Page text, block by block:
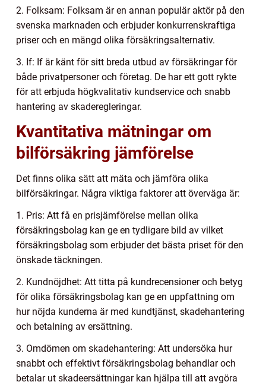
2. Folksam: Folksam är en annan populär aktör på den
svenska marknaden och erbjuder konkurrenskraftiga
priser och en mängd olika försäkringsalternativ.
3. If: If är känt för sitt breda utbud av försäkringar för
både privatpersoner och företag. De har ett gott rykte
för att erbjuda högkvalitativ kundservice och snabb
hantering av skaderegleringar.
Kvantitativa mätningar om
bilförsäkring jämförelse
Det finns olika sätt att mäta och jämföra olika
bilförsäkringar. Några viktiga faktorer att överväga är:
1. Pris: Att få en prisjämförelse mellan olika
försäkringsbolag kan ge en tydligare bild av vilket
försäkringsbolag som erbjuder det bästa priset för den
önskade täckningen.
2. Kundnöjdhet: Att titta på kundrecensioner och betyg
för olika försäkringsbolag kan ge en uppfattning om
hur nöjda kunderna är med kundtjänst, skadehantering
och betalning av ersättning.
3. Omdömen om skadehantering: Att undersöka hur
snabbt och effektivt försäkringsbolag behandlar och
betalar ut skadeersättningar kan hjälpa till att avgöra